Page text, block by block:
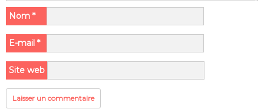
Nom *
E-mail *
Site web